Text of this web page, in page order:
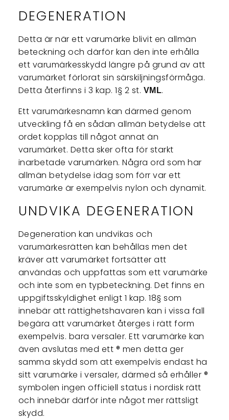
DEGENERATION
Detta är när ett varumärke blivit en allmän
beteckning och därför kan den inte erhålla
ett varumärkesskydd längre på grund av att
varumärket förlorat sin särskiljningsförmåga.
Detta återfinns i 3 kap. 1§ 2 st. VML.
Ett varumärkesnamn kan därmed genom
utveckling få en sådan allmän betydelse att
ordet kopplas till något annat än
varumärket. Detta sker ofta för starkt
inarbetade varumärken. Några ord som har
allmän betydelse idag som förr var ett
varumärke är exempelvis nylon och dynamit.
UNDVIKA DEGENERATION
Degeneration kan undvikas och
varumärkesrätten kan behållas men det
kräver att varumärket fortsätter att
användas och uppfattas som ett varumärke
och inte som en typbeteckning. Det finns en
uppgiftsskyldighet enligt 1 kap. 18§ som
innebär att rättighetshavaren kan i vissa fall
begära att varumärket återges i rätt form
exempelvis. bara versaler. Ett varumärke kan
även avslutas med ett ® men detta ger
samma skydd som att exempelvis endast ha
sitt varumärke i versaler, därmed så erhåller ®
symbolen ingen officiell status i nordisk rätt
och innebär därför inte något mer rättsligt
skydd.